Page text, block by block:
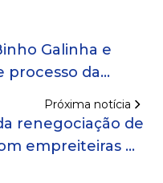
Galinha e
processo da
Próxima notícia
renegociação de
empreiteiras da